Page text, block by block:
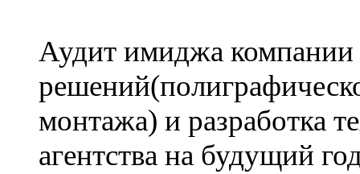
Аудит имиджа
монтажа) и разработка
агентства на будущий